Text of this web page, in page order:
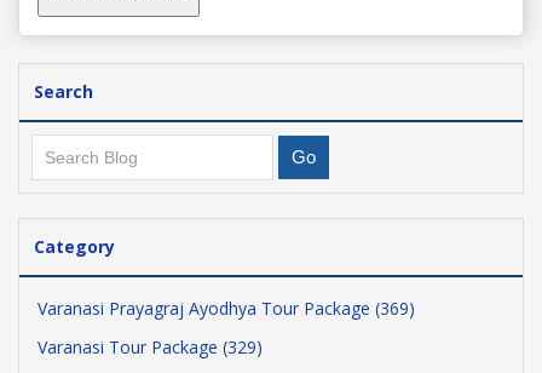
Search
Category
Varanasi Prayagraj Ayodhya Tour Package (369)
Varanasi Tour Package (329)